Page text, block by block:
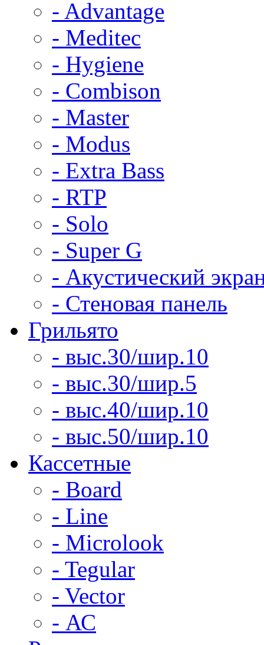
- Advantage
- Meditec
- Hygiene
- Combison
- Master
- Modus
- Extra Bass
- RTP
- Solo
- Super G
- Акустический
- Стеновая панель
Грильято
- выс.30/шир.10
- выс.30/шир.5
- выс.40/шир.10
- выс.50/шир.10
Кассетные
- Board
- Line
- Microlook
- Tegular
- Vector
- АС